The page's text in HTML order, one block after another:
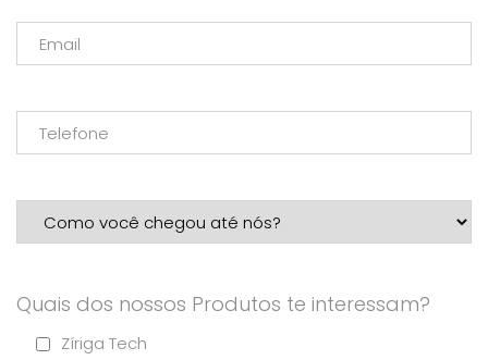
Quais dos nossos Produtos te interessam?
Zíriga Tech